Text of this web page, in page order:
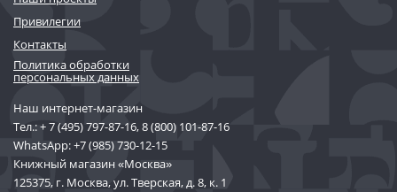
Привилегии
Контакты
Политика обработки
персональных данных
Наш интернет-магазин
Тел.:+ 7 (495) 797-87-16,8 (800) 101-87-16
WhatsApp:+7 (985) 730-12-15
Книжный магазин «Москва»
125375, г. Москва, ул. Тверская, д. 8, к. 1